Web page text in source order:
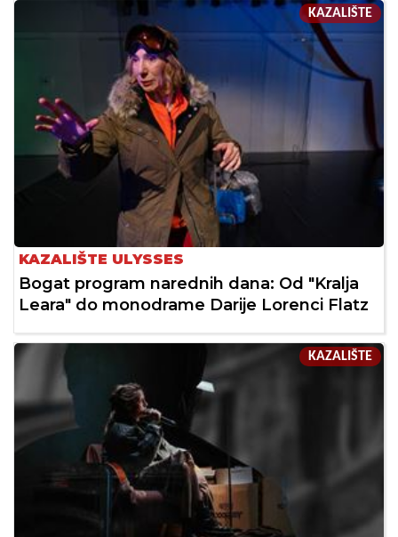
KAZALIŠTE
KAZALIŠTE ULYSSES
Bogat program narednih dana: Od "Kralja
Leara" do monodrame Darije Lorenci Flatz
KAZALIŠTE